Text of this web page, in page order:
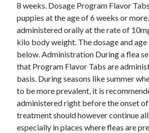
8 weeks. Dosage Program Flavor
puppies at the age of 6 weeks or
administered orally at the rate of
kilo body weight. The dosage and
below. Administration During a flea
that Program Flavor Tabs are
basis. During seasons like summer
to be more prevalent, it is
administered right before the onset of
treatment should however continue
especially in places where fleas are